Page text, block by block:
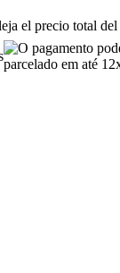
el precio total